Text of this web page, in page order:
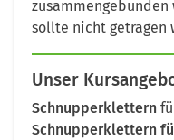
sollte nicht getragen
Unser
Schnupperklettern
Schnupperklettern